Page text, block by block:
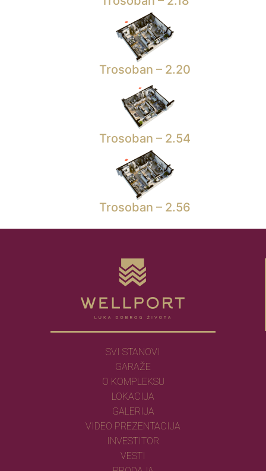
Trosoban – 2.20
Trosoban – 2.54
Trosoban – 2.56
SVI STANOVI
GARAŽE
O KOMPLEKSU
LOKACIJA
GALERIJA
VIDEO PREZENTACIJA
INVESTITOR
VESTI